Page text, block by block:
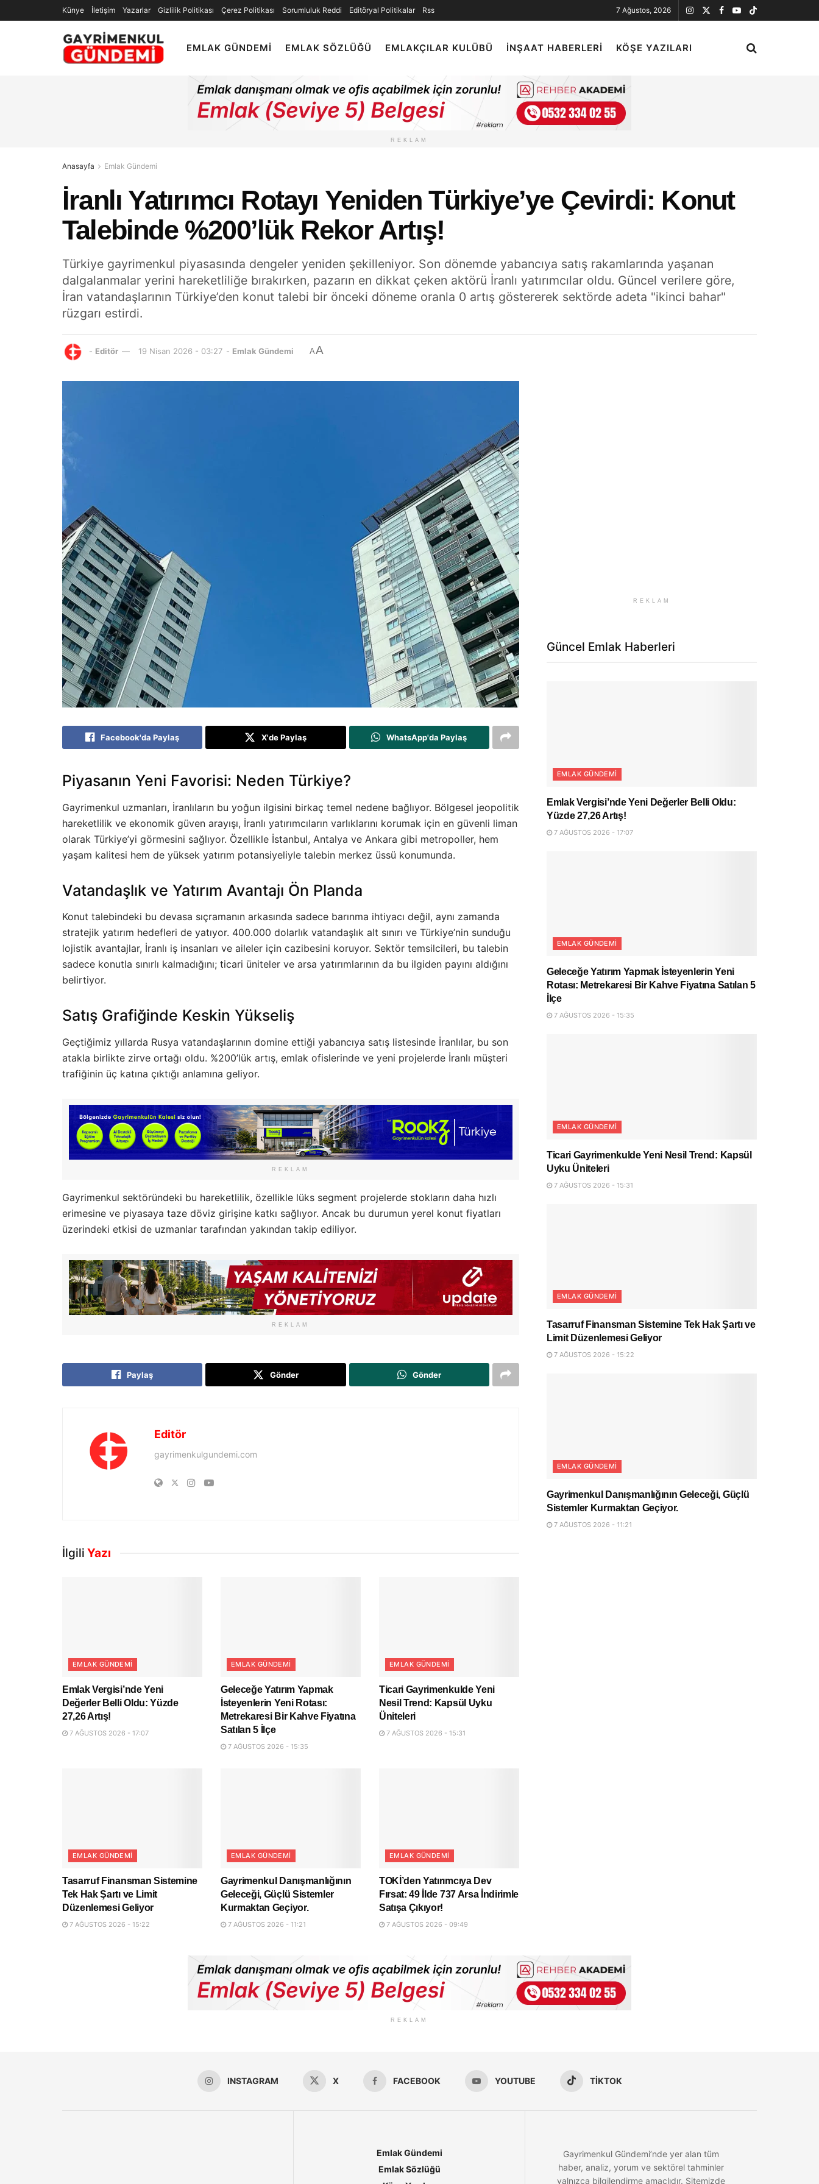
Künye İletişim Yazarlar Gizlilik Politikası Çerez Politikası Sorumluluk Reddi Editöryal Politikalar Rss 7 Ağustos, 2026
EMLAK GÜNDEMI EMLAK SÖZLÜĞÜ EMLAKÇILAR KULÜBÜ İNŞAAT HABERLERI KÖŞE YAZILARI
REKLAM
Anasayfa Emlak Gündemi
İranlı Yatırımcı Rotayı Yeniden Türkiye’ye Çevirdi: Konut
Talebinde %200’lük Rekor Artış!
Türkiye gayrimenkul piyasasında dengeler yeniden şekilleniyor. Son dönemde yabancıya satış rakamlarında yaşanan
dalgalanmalar yerini hareketliliğe bırakırken, pazarın en dikkat çeken aktörü İranlı yatırımcılar oldu. Güncel verilere göre,
İran vatandaşlarının Türkiye’den konut talebi bir önceki döneme oranla 0 artış göstererek sektörde adeta "ikinci bahar"
rüzgarı estirdi.
- Editör 19 Nisan 2026 - 03:27 - Emlak Gündemi AA
Facebook'da Paylaş X'de Paylaş WhatsApp'da Paylaş
Piyasanın Yeni Favorisi: Neden Türkiye?
Gayrimenkul uzmanları, İranlıların bu yoğun ilgisini birkaç temel nedene bağlıyor. Bölgesel jeopolitik
hareketlilik ve ekonomik güven arayışı, İranlı yatırımcıların varlıklarını korumak için en güvenli liman
olarak Türkiye’yi görmesini sağlıyor. Özellikle İstanbul, Antalya ve Ankara gibi metropoller, hem
yaşam kalitesi hem de yüksek yatırım potansiyeliyle talebin merkez üssü konumunda.
Vatandaşlık ve Yatırım Avantajı Ön Planda
Konut talebindeki bu devasa sıçramanın arkasında sadece barınma ihtiyacı değil, aynı zamanda
stratejik yatırım hedefleri de yatıyor. 400.000 dolarlık vatandaşlık alt sınırı ve Türkiye’nin sunduğu
lojistik avantajlar, İranlı iş insanları ve aileler için cazibesini koruyor. Sektör temsilcileri, bu talebin
sadece konutla sınırlı kalmadığını; ticari üniteler ve arsa yatırımlarının da bu ilgiden payını aldığını
belirtiyor.
Satış Grafiğinde Keskin Yükseliş
Geçtiğimiz yıllarda Rusya vatandaşlarının domine ettiği yabancıya satış listesinde İranlılar, bu son
atakla birlikte zirve ortağı oldu. %200’lük artış, emlak ofislerinde ve yeni projelerde İranlı müşteri
trafiğinin üç katına çıktığı anlamına geliyor.
REKLAM
Gayrimenkul sektöründeki bu hareketlilik, özellikle lüks segment projelerde stokların daha hızlı
erimesine ve piyasaya taze döviz girişine katkı sağlıyor. Ancak bu durumun yerel konut fiyatları
üzerindeki etkisi de uzmanlar tarafından yakından takip ediliyor.
REKLAM
Paylaş Gönder Gönder
Editör
gayrimenkulgundemi.com
İlgili Yazı
EMLAK GÜNDEMI
Emlak Vergisi’nde Yeni
Değerler Belli Oldu: Yüzde
27,26 Artış!
7 AĞUSTOS 2026 - 17:07
EMLAK GÜNDEMI
Geleceğe Yatırım Yapmak
İsteyenlerin Yeni Rotası:
Metrekaresi Bir Kahve Fiyatına
Satılan 5 İlçe
7 AĞUSTOS 2026 - 15:35
EMLAK GÜNDEMI
Ticari Gayrimenkulde Yeni
Nesil Trend: Kapsül Uyku
Üniteleri
7 AĞUSTOS 2026 - 15:31
EMLAK GÜNDEMI
Tasarruf Finansman Sistemine
Tek Hak Şartı ve Limit
Düzenlemesi Geliyor
7 AĞUSTOS 2026 - 15:22
EMLAK GÜNDEMI
Gayrimenkul Danışmanlığının
Geleceği, Güçlü Sistemler
Kurmaktan Geçiyor.
7 AĞUSTOS 2026 - 11:21
EMLAK GÜNDEMI
TOKİ’den Yatırımcıya Dev
Fırsat: 49 İlde 737 Arsa İndirimle
Satışa Çıkıyor!
7 AĞUSTOS 2026 - 09:49
REKLAM
Güncel Emlak Haberleri
EMLAK GÜNDEMI
Emlak Vergisi’nde Yeni Değerler Belli Oldu:
Yüzde 27,26 Artış!
7 AĞUSTOS 2026 - 17:07
EMLAK GÜNDEMI
Geleceğe Yatırım Yapmak İsteyenlerin Yeni
Rotası: Metrekaresi Bir Kahve Fiyatına Satılan 5
İlçe
7 AĞUSTOS 2026 - 15:35
EMLAK GÜNDEMI
Ticari Gayrimenkulde Yeni Nesil Trend: Kapsül
Uyku Üniteleri
7 AĞUSTOS 2026 - 15:31
EMLAK GÜNDEMI
Tasarruf Finansman Sistemine Tek Hak Şartı ve
Limit Düzenlemesi Geliyor
7 AĞUSTOS 2026 - 15:22
EMLAK GÜNDEMI
Gayrimenkul Danışmanlığının Geleceği, Güçlü
Sistemler Kurmaktan Geçiyor.
7 AĞUSTOS 2026 - 11:21
REKLAM
INSTAGRAM X FACEBOOK YOUTUBE TIKTOK
Emlak Gündemi
Emlak Sözlüğü
Gayrimenkul Gündemi’nde yer alan tüm
haber, analiz, yorum ve sektörel tahminler
yalnızca bilgilendirme amaçlıdır. Sitemizde